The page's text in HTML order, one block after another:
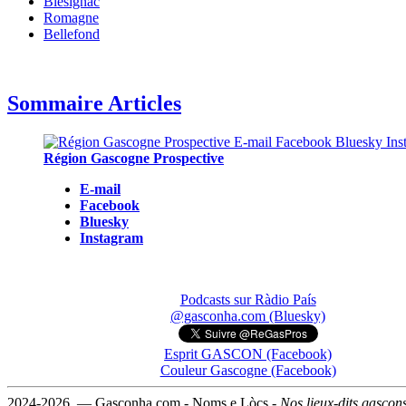
Romagne
Bellefond
Sommaire Articles
Région Gascogne Prospective
E-mail
Facebook
Bluesky
Instagram
Podcasts sur Ràdio País
@gasconha.com (Bluesky)
Esprit GASCON (Facebook)
Couleur Gascogne (Facebook)
2024-2026 — Gasconha.com - Noms e Lòcs - Nos lieux-dits